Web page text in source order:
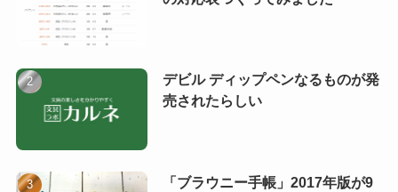
デビル ディップペンなるものが発
売されたらしい
「ブラウニー手帳」2017年版が9